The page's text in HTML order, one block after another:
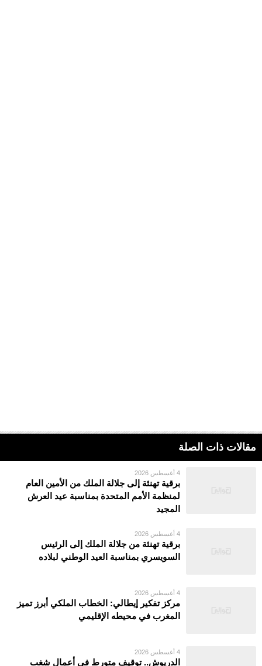
مقالات ذات الصلة
4 أغسطس 2026
برقية تهنئة إلى جلالة الملك من الأمين العام
لمنظمة الأمم المتحدة بمناسبة عيد العرش
المجيد
4 أغسطس 2026
برقية تهنئة من جلالة الملك إلى الرئيس
السويسري بمناسبة العيد الوطني لبلاده
4 أغسطس 2026
مركز تفكير إيطالي: الخطاب الملكي أبرز تميز
المغرب في محيطه الإقليمي
4 أغسطس 2026
الدريوش.. توقيف متورط في أعمال شغب